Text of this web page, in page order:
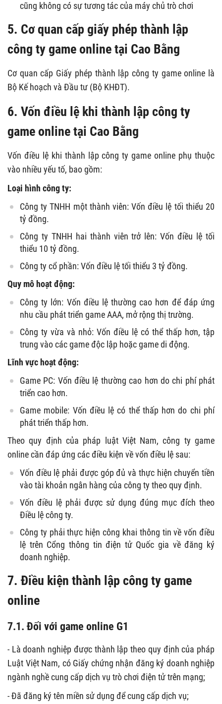
cũng không có sự tương tác của máy chủ trò chơi
5. Cơ quan cấp giấy phép thành lập
công ty game online tại Cao Bằng
Cơ quan cấp Giấy phép thành lập công ty game online là
Bộ Kế hoạch và Đầu tư (Bộ KHĐT).
6. Vốn điều lệ khi thành lập công ty
game online tại Cao Bằng
Vốn điều lệ khi thành lập công ty game online phụ thuộc
vào nhiều yếu tố, bao gồm:
Loại hình công ty:
Công ty TNHH một thành viên: Vốn điều lệ tối thiểu 20
tỷ đồng.
Công ty TNHH hai thành viên trở lên: Vốn điều lệ tối
thiểu 10 tỷ đồng.
Công ty cổ phần: Vốn điều lệ tối thiểu 3 tỷ đồng.
Quy mô hoạt động:
Công ty lớn: Vốn điều lệ thường cao hơn để đáp ứng
nhu cầu phát triển game AAA, mở rộng thị trường.
Công ty vừa và nhỏ: Vốn điều lệ có thể thấp hơn, tập
trung vào các game độc lập hoặc game di động.
Lĩnh vực hoạt động:
Game PC: Vốn điều lệ thường cao hơn do chi phí phát
triển cao hơn.
Game mobile: Vốn điều lệ có thể thấp hơn do chi phí
phát triển thấp hơn.
Theo quy định của pháp luật Việt Nam, công ty game
online cần đáp ứng các điều kiện về vốn điều lệ sau:
Vốn điều lệ phải được góp đủ và thực hiện chuyển tiền
vào tài khoản ngân hàng của công ty theo quy định.
Vốn điều lệ phải được sử dụng đúng mục đích theo
Điều lệ công ty.
Công ty phải thực hiện công khai thông tin về vốn điều
lệ trên Cổng thông tin điện tử Quốc gia về đăng ký
doanh nghiệp.
7. Điều kiện thành lập công ty game
online
7.1. Đối với game online G1
- Là doanh nghiệp được thành lập theo quy định của pháp
Luật Việt Nam, có Giấy chứng nhận đăng ký doanh nghiệp
ngành nghề cung cấp dịch vụ trò chơi điện tử trên mạng;
- Đã đăng ký tên miền sử dụng để cung cấp dịch vụ;